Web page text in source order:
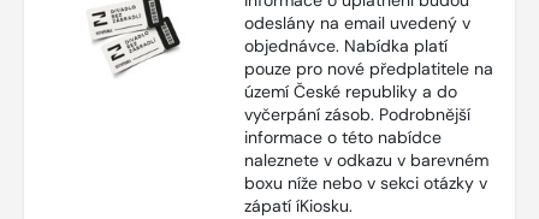
odeslány na email uvedený v
objednávce. Nabídka platí
pouze pro nové předplatitele na
území České republiky a do
vyčerpání zásob. Podrobnější
informace o této nabídce
naleznete v odkazu v barevném
boxu níže nebo v sekci otázky v
zápatí íKiosku.